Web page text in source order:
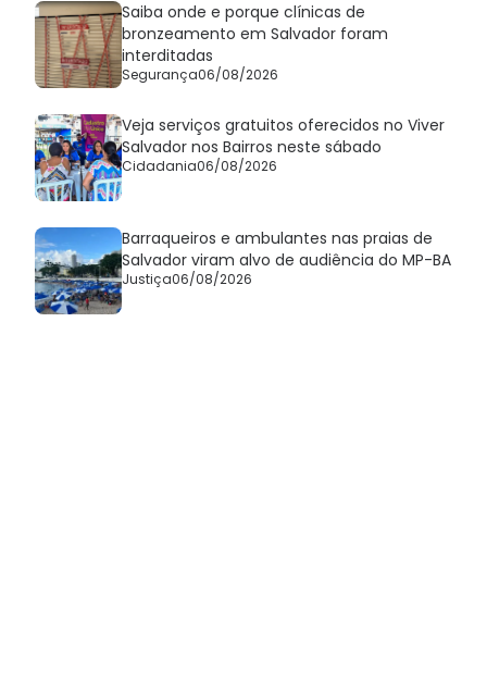
Saiba onde e porque clínicas de
bronzeamento em Salvador foram
interditadas
Segurança06/08/2026
Veja serviços gratuitos oferecidos no Viver
Salvador nos Bairros neste sábado
Cidadania06/08/2026
Barraqueiros e ambulantes nas praias de
Salvador viram alvo de audiência do MP-BA
Justiça06/08/2026